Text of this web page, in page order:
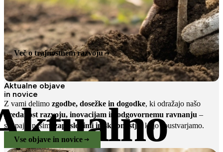
Več o trajnostnem razvoju
Aktualne objave
in novice
Z vami delimo zgodbe, dosežke in dogodke, ki odražajo našo
predanost razvoju, inovacijam in odgovornemu ravnanju –
skupaj z našimi
zaposlenimi in skupnostjo
, ki jo soustvarjamo.
Vse objave in novice